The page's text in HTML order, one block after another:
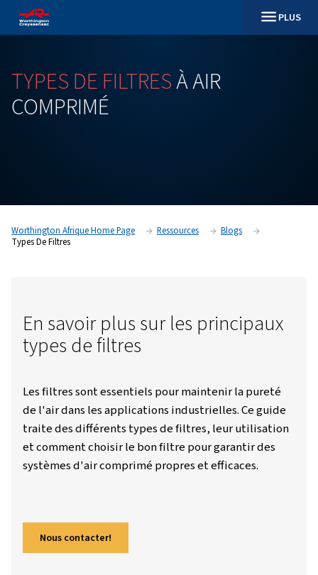
TYPESDE FILTRESÀ
En savoir plus sur les
types de filtres
traite des différents types de filtres, leur
et comment choisir le bon filtre pour